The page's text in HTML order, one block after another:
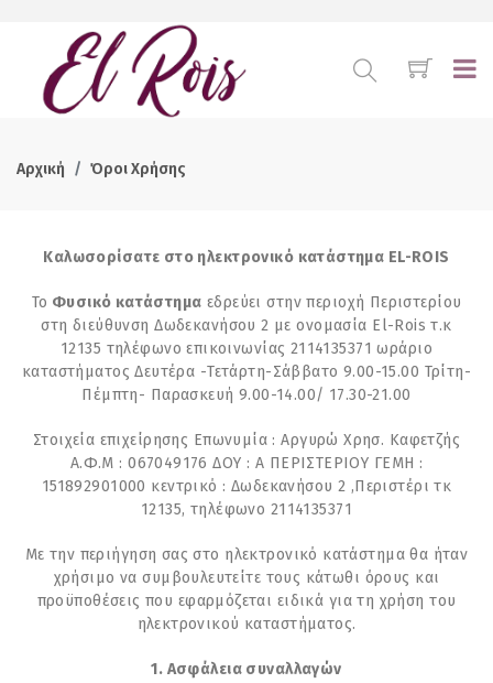
Αρχική Όροι Χρήσης
Καλωσορίσατε στο ηλεκτρονικό κατάστημα EL-ROIS
Το Φυσικό κατάστημα εδρεύει στην περιοχή Περιστερίου
στη διεύθυνση Δωδεκανήσου 2 με ονομασία El-Rois τ.κ
12135 τηλέφωνο επικοινωνίας 2114135371 ωράριο
καταστήματος Δευτέρα -Τετάρτη-Σάββατο 9.00-15.00 Τρίτη-
Πέμπτη- Παρασκευή 9.00-14.00/ 17.30-21.00
Στοιχεία επιχείρησης Επωνυμία : Αργυρώ Χρησ. Καφετζής
Α.Φ.Μ : 067049176 ΔΟΥ : Α ΠΕΡΙΣΤΕΡΙΟΥ ΓΕΜΗ :
151892901000 κεντρικό : Δωδεκανήσου 2 ,Περιστέρι τκ
12135, τηλέφωνο 2114135371
Με την περιήγηση σας στο ηλεκτρονικό κατάστημα θα ήταν
χρήσιμο να συμβουλευτείτε τους κάτωθι όρους και
προϋποθέσεις που εφαρμόζεται ειδικά για τη χρήση του
ηλεκτρονικού καταστήματος.
1. Ασφάλεια συναλλαγών